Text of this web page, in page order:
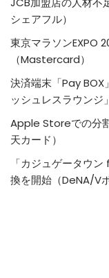
シェアフル）
東京マラソンEXPO
（Mastercard）
決済端末「Pay BOX
ッシュレスラウンジ
Apple Storeでの分
天カード）
「カジュゲータウ
換を開始（DeNA/V